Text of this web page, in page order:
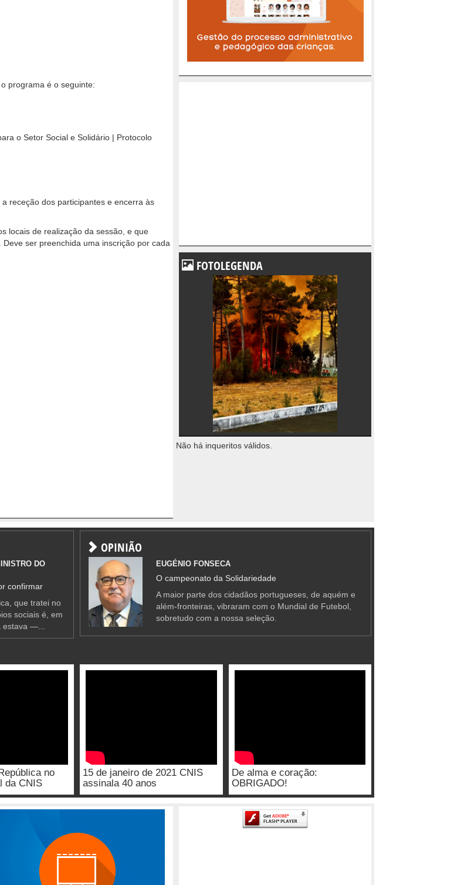
programa é o seguinte:
o Setor Social e Solidário | Protocolo
receção dos participantes e encerra às
locais de realização da sessão, e que
. Deve ser preenchida uma inscrição por cada
FOTOLEGENDA
Não há inqueritos válidos.
DO
confirmar
que tratei no
sociais é, em
—...
OPINIÃO
EUGÉNIO FONSECA
O campeonato da Solidariedade
A maior parte dos cidadãos portugueses, de aquém e
além-fronteiras, vibraram com o Mundial de Futebol,
sobretudo com a nossa seleção.
no
da CNIS
15 de janeiro de 2021 CNIS
assinala 40 anos
De alma e coração:
OBRIGADO!